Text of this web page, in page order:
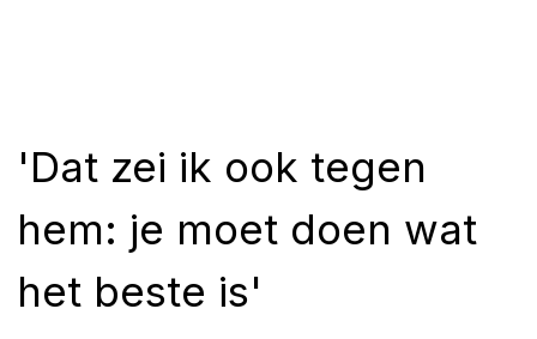
'Dat zei ik ook tegen
hem: je moet doen wat
het beste is'